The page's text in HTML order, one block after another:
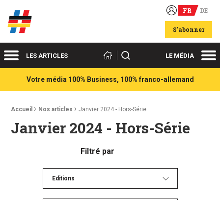
Acteurs du franco-allemand FR DE
S'abonner
MenuLES ARTICLES Rechercher LE MÉDIA
Votre média 100% Business, 100% franco-allemand
Fil d'Ariane :
Accueil › Nos articles › Janvier 2024 - Hors-Série
Janvier 2024 - Hors-Série
Filtré par
Editions